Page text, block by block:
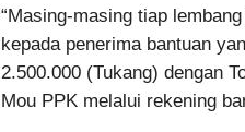
“Masing-masing tiap
kepada penerima bantuan
2.500.000 (Tukang) dengan
Mou PPK melalui rekening